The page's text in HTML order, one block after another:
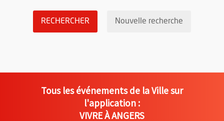
RECHERCHER LANCER LA RECHERCHE DES
Nouvelle recherche
Tous les événements de la Ville sur
l'application :
VIVRE À ANGERS